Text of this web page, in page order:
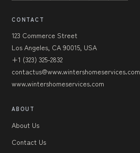
CONTACT
123 Commerce Street
Los Angeles, CA 90015, USA
+1 (323) 325-2832
contactus@www.wintershomeservices.com
www.wintershomeservices.com
ABOUT
About Us
Contact Us